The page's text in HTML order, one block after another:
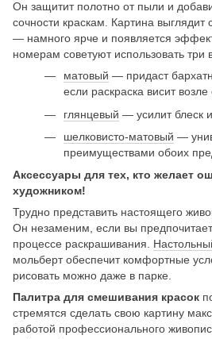
Он защитит полотно от пыли и
сочности краскам. Картина
— намного ярче и появляется
номерам советуют использовать три
матовый — придаст
если раскраска висит
глянцевый — усилит блеск
шелковисто-матовый —
преимуществами обоих
Аксессуары для тех, кто желает
художником!
Трудно представить настоящего
Он незаменим, если вы
процессе раскрашивания.
мольберт обеспечит комфортные
рисовать можно даже в парке.
Палитра для смешивания красок
стремятся сделать свою картину
работой профессионального